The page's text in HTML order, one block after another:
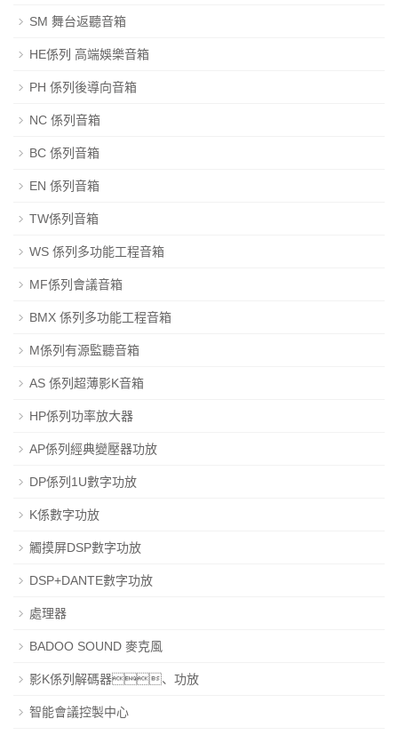
SM 舞台返聽音箱
HE係列 高端娛樂音箱
PH 係列後導向音箱
NC 係列音箱
BC 係列音箱
EN 係列音箱
TW係列音箱
WS 係列多功能工程音箱
MF係列會議音箱
BMX 係列多功能工程音箱
M係列有源監聽音箱
AS 係列超薄影K音箱
HP係列功率放大器
AP係列經典變壓器功放
DP係列1U數字功放
K係數字功放
觸摸屏DSP數字功放
DSP+DANTE數字功放
處理器
BADOO SOUND 麥克風
影K係列解碼器、功放
智能會議控製中心